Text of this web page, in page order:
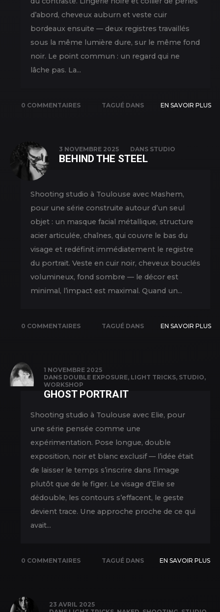
d’abord, cheveux auburn et veste cuir
bordeaux ensuite — deux registres travaillés
sous la même lumière dure, sur le même fond
noir. Le point commun : un regard qui ne
lâche pas. La...
0 COMMENTAIRES
TAGUÉ DANS
PORTRAIT ,
SHOOTING,
EN SAVOIR PLUS
3 NOVEMBRE 2025 DANS STUDIO
BEHIND THE STEEL
Shooting studio à Toulouse avec Mashem,
pour une série construite autour d’un seul
objet : un masque facial métallique, structure
acier articulée, chaînes, qui couvre le bas du
visage et redéfinit immédiatement le registre
du portrait. Veste en cuir noir, cheveux bouclés
volumineux, fond sombre — le décor est
minimal, l’impact est maximal. Quand un...
0 COMMENTAIRES
TAGUÉ DANS
PORTRAIT
SHOOTING
EN SAVOIR PLUS
1 NOVEMBRE 2025
DANS DOUBLE EXPOSURE, LIGHT TRICKS, STUDIO,
WORKSHOP
GHOST PORTRAIT
Shooting studio à Toulouse avec Elie, pour
une série pensée comme une
expérimentation. Pose longue, double
exposition, noir et blanc exclusif — l’idée était
de laisser le temps s’inscrire dans l’image
plutôt que de le figer. Le visage d’Elie se
dédouble, les contours s’effacent, le geste
devient trace. Une approche proche de ce qui
avait...
0 COMMENTAIRES
TAGUÉ DANS
EN SAVOIR PLUS
23 AVRIL 2025